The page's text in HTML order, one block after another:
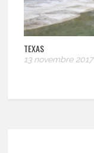
TEXAS
13 novembre 2017